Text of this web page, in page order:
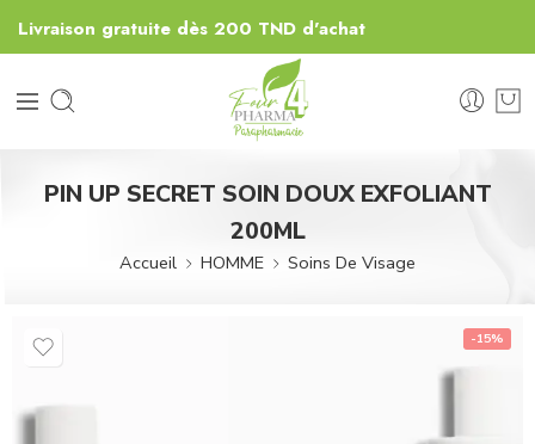
Livraison gratuite dès 200 TND d'achat
PIN UP SECRET SOIN DOUX EXFOLIANT
200ML
Accueil HOMME Soins De Visage
-15%